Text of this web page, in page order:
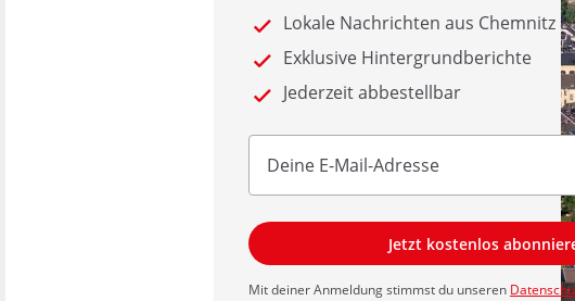
Lokale Nachrichten aus Chemnitz
Exklusive Hintergrundberichte
Jederzeit abbestellbar
Jetzt kostenlos
Mit deiner Anmeldung stimmst du unseren